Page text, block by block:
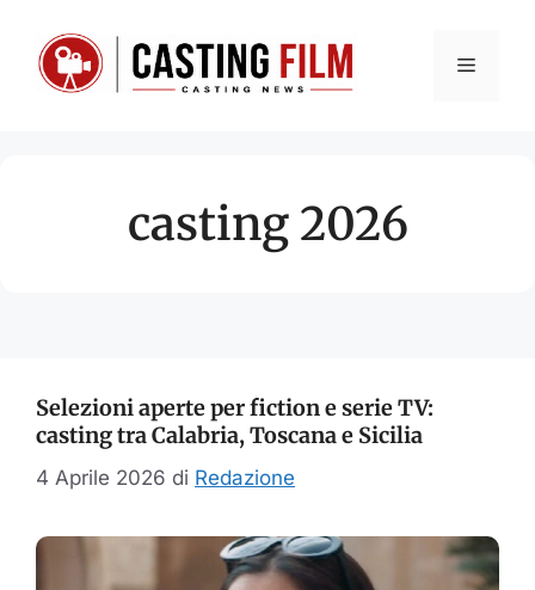
contenuto
Menu
casting 2026
Selezioni aperte per fiction e serie TV:
casting tra Calabria, Toscana e Sicilia
4 Aprile 2026 di Redazione